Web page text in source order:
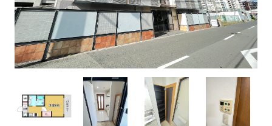
0120-99-8801 お問い合わせ